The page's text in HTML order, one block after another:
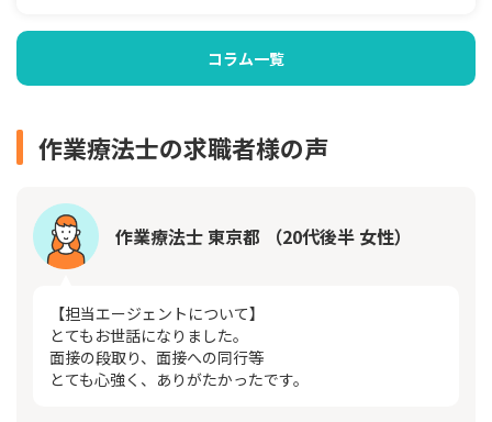
コラム一覧
作業療法士の求職者様の声
作業療法士 東京都 （20代後半 女性）
【担当エージェントについて】
とてもお世話になりました。
面接の段取り、面接への同行等
とても心強く、ありがたかったです。